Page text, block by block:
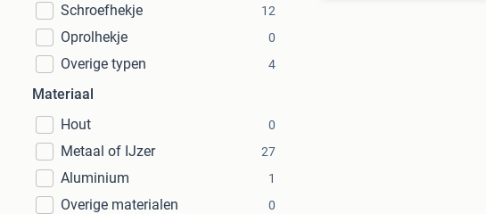
Schroefhekje 12
Oprolhekje 0
Overige typen 4
Materiaal
Hout
0
Metaal of IJzer 27
Aluminium 1
Overige materialen 0